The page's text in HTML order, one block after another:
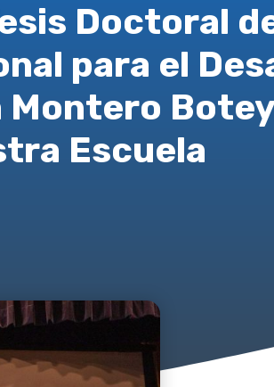
Doctoral
para el
Escuela